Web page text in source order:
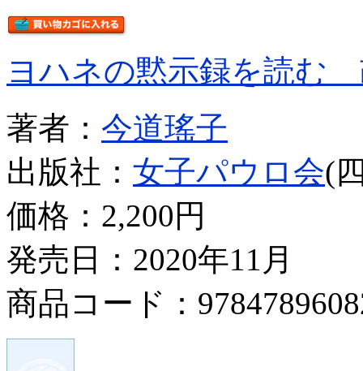
ヨハネの黙示録を読む
著者： 今道瑤子
出版社： 女子パウロ会(
価格： 2,200円
発売日：2020年11月
商品コード：